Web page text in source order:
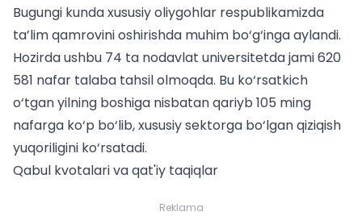
Bugungi kunda xususiy oliygohlar respublikamizda
ta’lim qamrovini oshirishda muhim bo‘g‘inga aylandi.
Hozirda ushbu 74 ta nodavlat universitetda jami 620
581 nafar talaba tahsil olmoqda. Bu ko‘rsatkich
o‘tgan yilning boshiga nisbatan qariyb 105 ming
nafarga ko‘p bo‘lib, xususiy sektorga bo‘lgan qiziqish
yuqoriligini ko‘rsatadi.
Qabul kvotalari va qat'iy taqiqlar
Reklama